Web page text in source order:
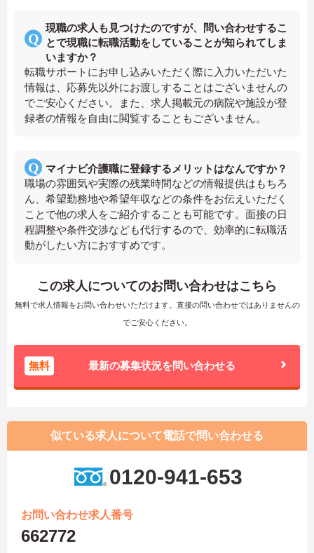
現職の求人も見つけたのですが、問い合わせするこ
とで現職に転職活動をしていることが知られてしま
いますか？
転職サポートにお申し込みいただく際に入力いただいた
情報は、応募先以外にお渡しすることはございませんの
でご安心ください。また、求人掲載元の病院や施設が登
録者の情報を自由に閲覧することもございません。
マイナビ介護職に登録するメリットはなんですか？
職場の雰囲気や実際の残業時間などの情報提供はもちろ
ん、希望勤務地や希望年収などの条件をお伝えいただく
ことで他の求人をご紹介することも可能です。面接の日
程調整や条件交渉なども代行するので、効率的に転職活
動がしたい方におすすめです。
この求人についてのお問い合わせはこちら
無料で求人情報をお問い合わせいただけます。直接の問い合わせではありませんの
でご安心ください。
無料 最新の募集状況を問い合わせる
似ている求人について電話で問い合わせる
0120-941-653
お問い合わせ求人番号
662772